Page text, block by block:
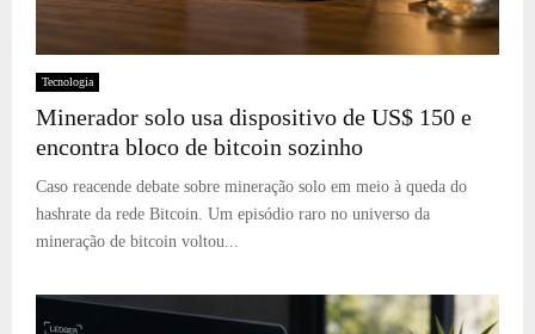
Tecnologia
Minerador solo usa dispositivo de US$ 150 e
encontra bloco de bitcoin sozinho
Caso reacende debate sobre mineração solo em meio à queda do
hashrate da rede Bitcoin. Um episódio raro no universo da
mineração de bitcoin voltou...